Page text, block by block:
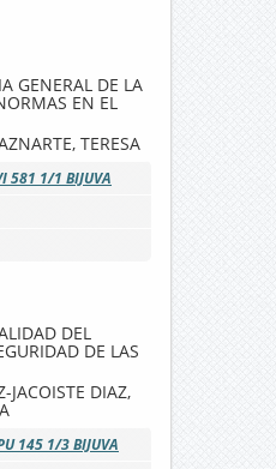
GENERAL DE LA
EN EL
TERESA
581 1/1 BIJUVA
DEL
DE LAS
JACOISTE DIAZ,
145 1/3 BIJUVA